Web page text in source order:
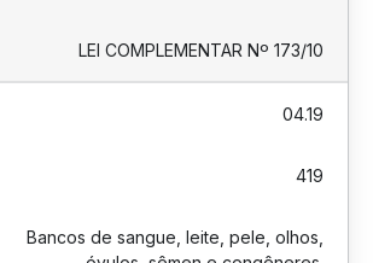
LEI COMPLEMENTAR Nº 173/10
04.19
419
Bancos de sangue, leite, pele, olhos,